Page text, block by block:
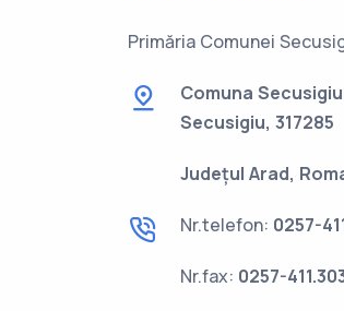
Primăria Comunei
Comuna
Secusigiu, 317285
Județul Arad,
Nr.telefon: 0257-
Nr.fax: 0257-